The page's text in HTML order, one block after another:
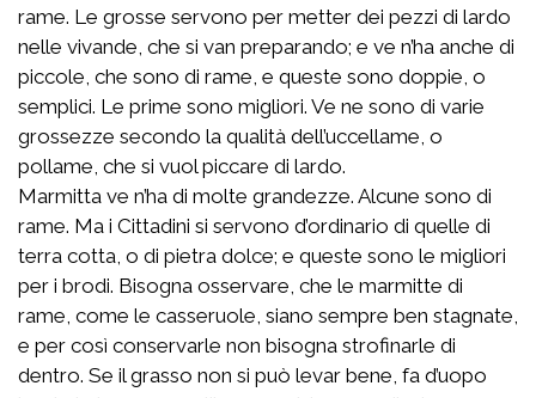
rame. Le grosse servono per metter dei pezzi di lardo
nelle vivande, che si van preparando; e ve n’ha anche di
piccole, che sono di rame, e queste sono doppie, o
semplici. Le prime sono migliori. Ve ne sono di varie
grossezze secondo la qualità dell’uccellame, o
pollame, che si vuol piccare di lardo.
Marmitta ve n’ha di molte grandezze. Alcune sono di
rame. Ma i Cittadini si servono d’ordinario di quelle di
terra cotta, o di pietra dolce; e queste sono le migliori
per i brodi. Bisogna osservare, che le marmitte di
rame, come le casseruole, siano sempre ben stagnate,
e per così conservarle non bisogna strofinarle di
dentro. Se il grasso non si può levar bene, fa d’uopo